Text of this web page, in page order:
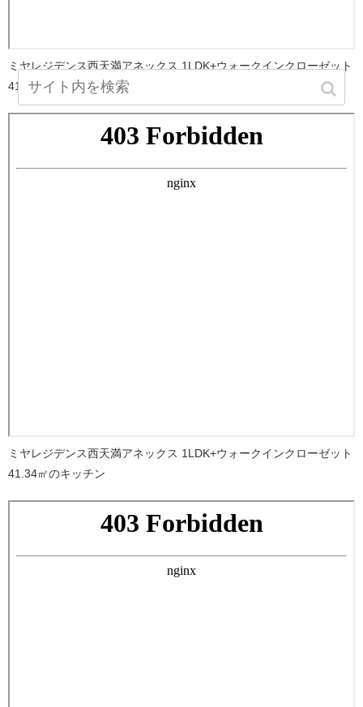
ミヤレジデンス西天満アネックス 1LDK+ウォークインクローゼット
41.34㎡のバスルーム
ミヤレジデンス西天満アネックス 1LDK+ウォークインクローゼット
41.34㎡のキッチン